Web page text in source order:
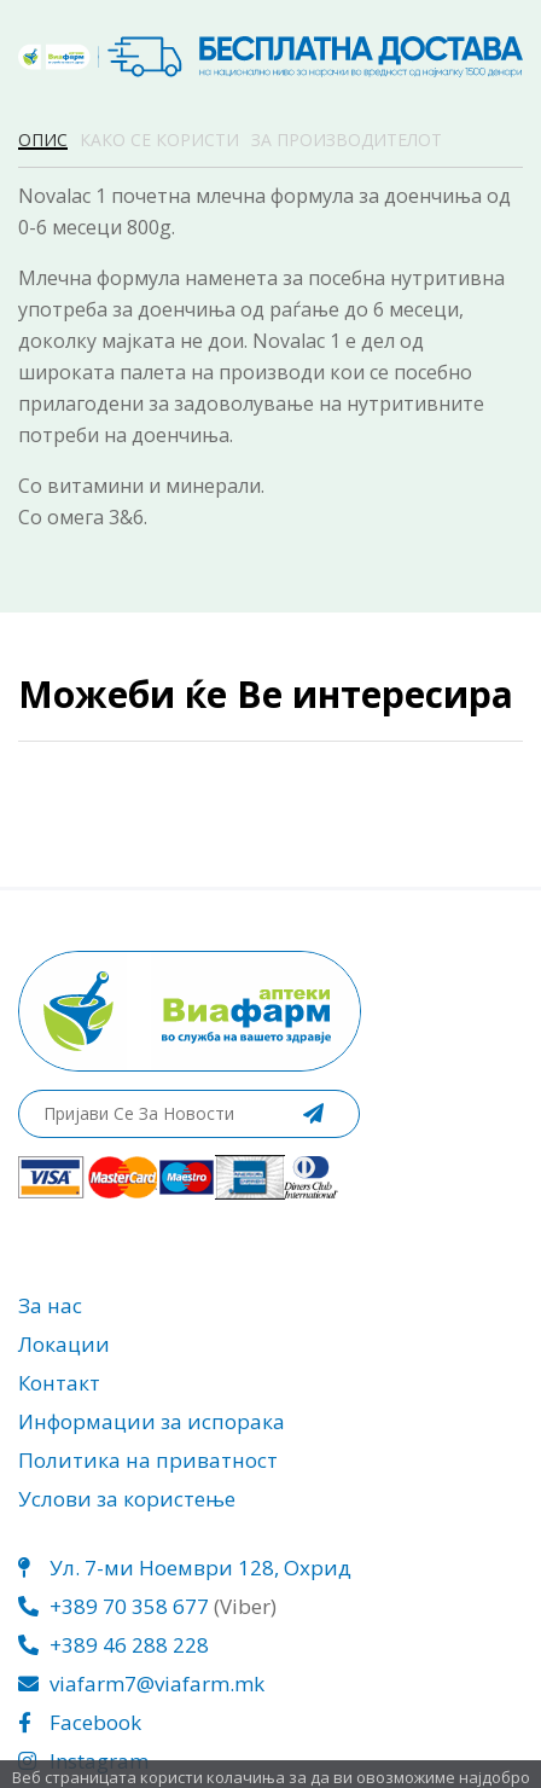
ОПИС КАКО СЕ КОРИСТИ ЗА ПРОИЗВОДИТЕЛОТ
Novalac 1 почетна млечна формула за доенчиња од
0-6 месеци 800g.
Млечна формула наменета за посебна нутритивна
употреба за доенчиња од раѓање до 6 месеци,
доколку мајката не дои. Novalac 1 е дел од
широката палета на производи кои се посебно
прилагодени за задоволување на нутритивните
потреби на доенчиња.
Со витамини и минерали.
Со омега 3&6.
Можеби ќе Ве интересира
Веб страницата користи колачиња за да ви овозможиме најдобро
За нас
Локации
Контакт
Информации за испорака
Политика на приватност
Услови за користење
Ул. 7-ми Ноември 128, Охрид
+389 70 358 677 (Viber)
+389 46 288 228
viafarm7@viafarm.mk
Facebook
Instagram